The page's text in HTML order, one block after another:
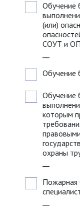
Обучение
(или)
СОУТ и
Обучение
Обучение
которым
охраны
Пожарная